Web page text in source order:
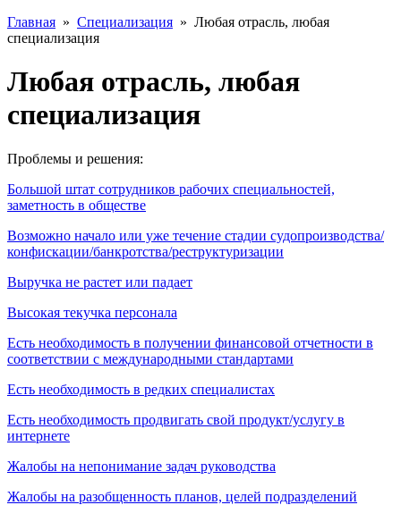
Главная » Специализация » Любая отрасль, любая
специализация
Любая отрасль, любая
специализация
Проблемы и решения:
Большой штат сотрудников рабочих специальностей,
заметность в обществе
Возможно начало или уже течение стадии судопроизводства/
конфискации/банкротства/реструктуризации
Выручка не растет или падает
Высокая текучка персонала
Есть необходимость в получении финансовой отчетности в
соответствии с международными стандартами
Есть необходимость в редких специалистах
Есть необходимость продвигать свой продукт/услугу в
интернете
Жалобы на непонимание задач руководства
Жалобы на разобщенность планов, целей подразделений